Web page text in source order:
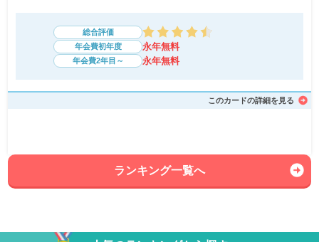
総合評価
年会費初年度
永年無料
年会費2年目～ 永年無料
このカードの詳細を見る
ランキング一覧へ